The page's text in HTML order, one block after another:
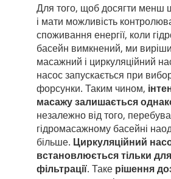
Для того, щоб досягти менш
і мати можливість
споживання енергії, коли
басейн вимкнений, ми
масажний і циркуляційний
насос запускається при
форсунки. Таким чином,
масажу залишається
незалежно від того,
гідромасажному басейні
більше. Циркуляційний
встановлюється тільки
фільтрації. Таке рішення